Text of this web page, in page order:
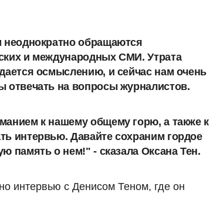
неоднократно обращаются
и международных СМИ. Утрата
осмыслению, и сейчас нам очень
отвечать на вопросы журналистов.
к нашему общему горю, а также к
интервью. Давайте сохраним гордое
память о нем!" - сказала Оксана Тен.
интервью с Денисом Теном, где он